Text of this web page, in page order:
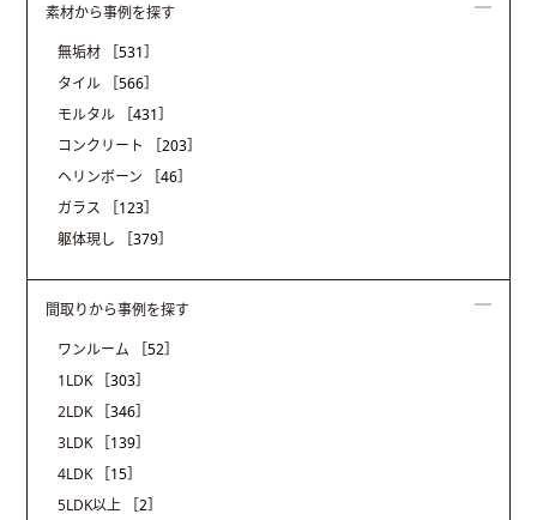
素材から事例を探す
無垢材
［531］
タイル
［566］
モルタル
［431］
コンクリート
［203］
ヘリンボーン
［46］
ガラス
［123］
躯体現し
［379］
間取りから事例を探す
ワンルーム
［52］
1LDK
［303］
2LDK
［346］
3LDK
［139］
4LDK
［15］
5LDK以上
［2］